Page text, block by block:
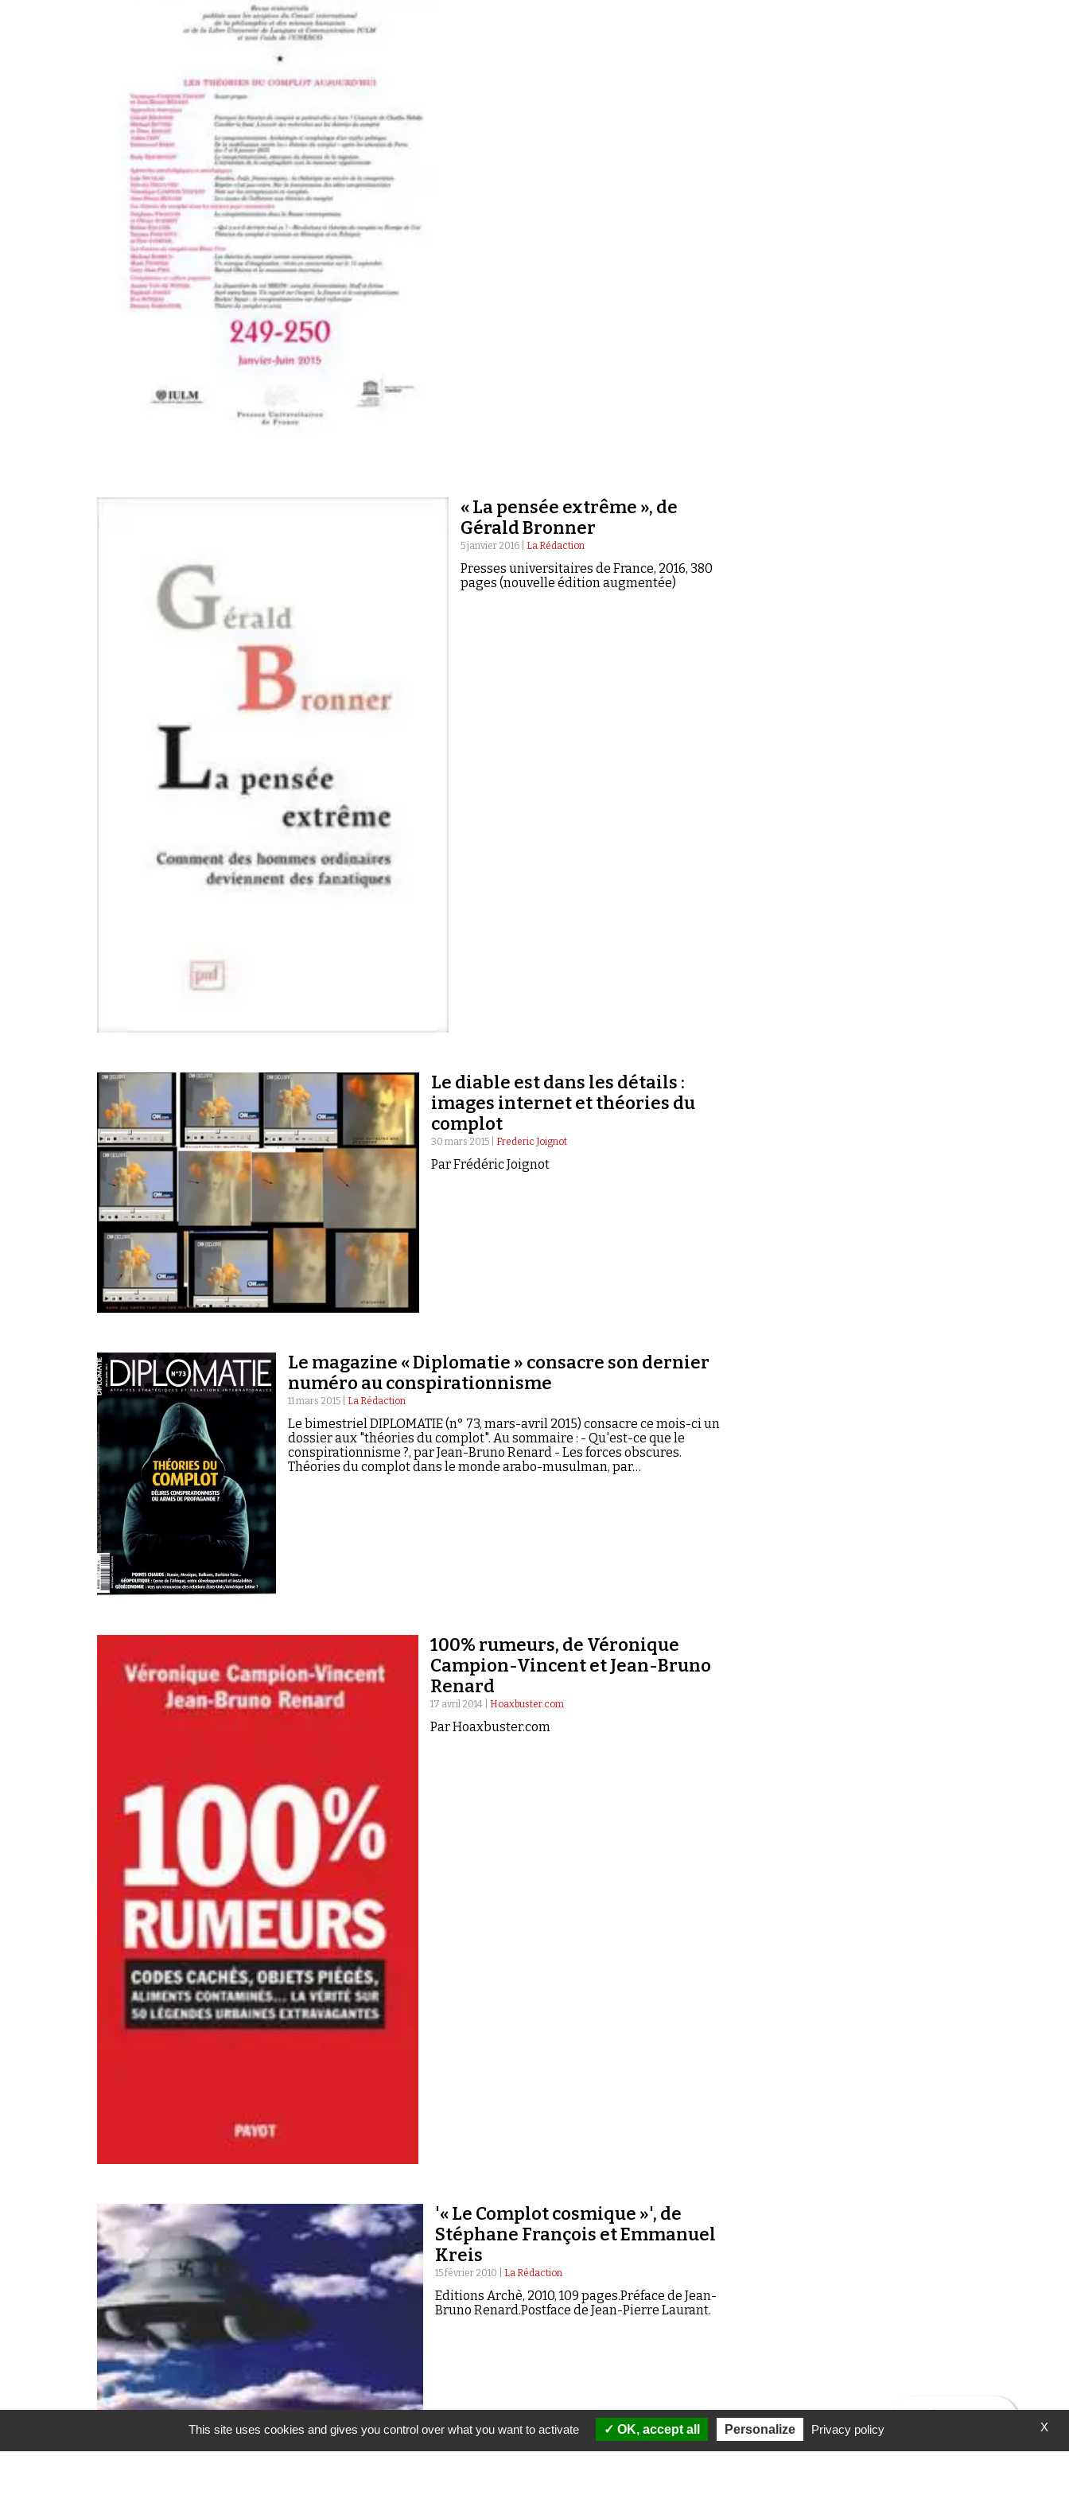
« La pensée extrême », de
Gérald Bronner
5 janvier 2016 | La Rédaction
Presses universitaires de France, 2016, 380
pages (nouvelle édition augmentée)
Le diable est dans les détails :
images internet et théories du
complot
30 mars 2015 | Frederic Joignot
Par Frédéric Joignot
Le magazine « Diplomatie » consacre son dernier
numéro au conspirationnisme
11 mars 2015 | La Rédaction
Le bimestriel DIPLOMATIE (n° 73, mars-avril 2015) consacre ce mois-ci un
dossier aux "théories du complot". Au sommaire : - Qu'est-ce que le
conspirationnisme ?, par Jean-Bruno Renard - Les forces obscures.
Théories du complot dans le monde arabo-musulman, par…
100% rumeurs, de Véronique
Campion-Vincent et Jean-Bruno
Renard
17 avril 2014 | Hoaxbuster.com
Par Hoaxbuster.com
'« Le Complot cosmique »', de
Stéphane François et Emmanuel
Kreis
15 février 2010 | La Rédaction
Editions Archè, 2010, 109 pages.Préface de Jean-
Bruno Renard.Postface de Jean-Pierre Laurant.
X
This site uses cookies and gives you control over what you want to activate OK, accept all Personalize Privacy policy